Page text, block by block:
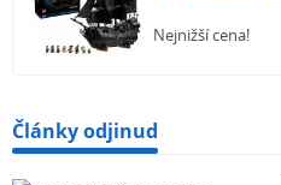
Nejnižší cena!
Články odjinud